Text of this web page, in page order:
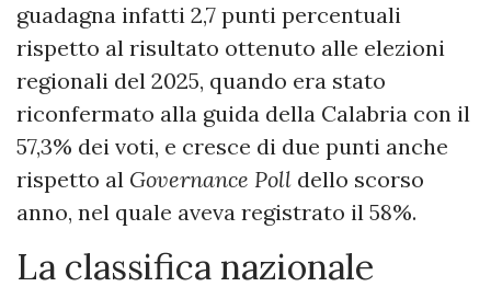
guadagna infatti 2,7 punti percentuali
rispetto al risultato ottenuto alle elezioni
regionali del 2025, quando era stato
riconfermato alla guida della Calabria con il
57,3% dei voti, e cresce di due punti anche
rispetto al Governance Poll dello scorso
anno, nel quale aveva registrato il 58%.
La classifica nazionale